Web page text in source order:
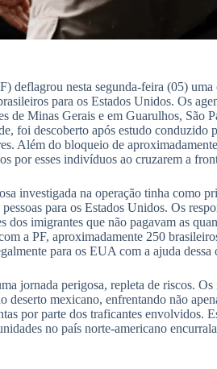
deflagrou nesta segunda-feira (05)
para os Estados Unidos. Os
de Minas Gerais e em Guarulhos, São
foi descoberto após estudo conduzido
Além do bloqueio de
por esses indivíduos ao cruzarem a
investigada na operação tinha como
para os Estados Unidos. Os
dos imigrantes que não pagavam as
a PF, aproximadamente 250
para os EUA com a ajuda dessa
jornada perigosa, repleta de riscos.
deserto mexicano, enfrentando não
por parte dos traficantes envolvidos.
no país norte-americano